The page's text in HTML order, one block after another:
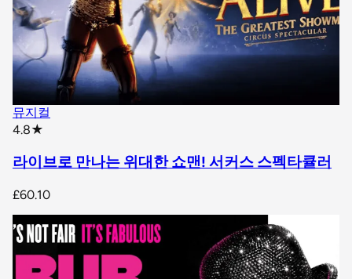
뮤지컬
4.8★
라이브로 만나는 위대한 쇼맨! 서커스 스펙타큘러
£60.10